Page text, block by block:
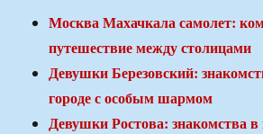
Москва Махачкала самолет:
путешествие между столицами
Девушки Березовский:
городе с особым шармом
Девушки Ростова: знакомства